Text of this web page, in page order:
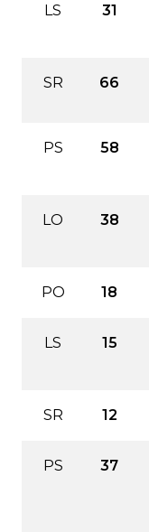
LS 31
SR 66
PS 58
LO 38
PO 18
LS 15
SR 12
PS 37